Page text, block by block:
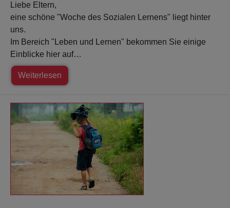
Liebe Eltern,
eine schöne "Woche des Sozialen Lernens" liegt hinter
uns.
Im Bereich "Leben und Lernen" bekommen Sie einige
Einblicke hier auf…
Weiterlesen